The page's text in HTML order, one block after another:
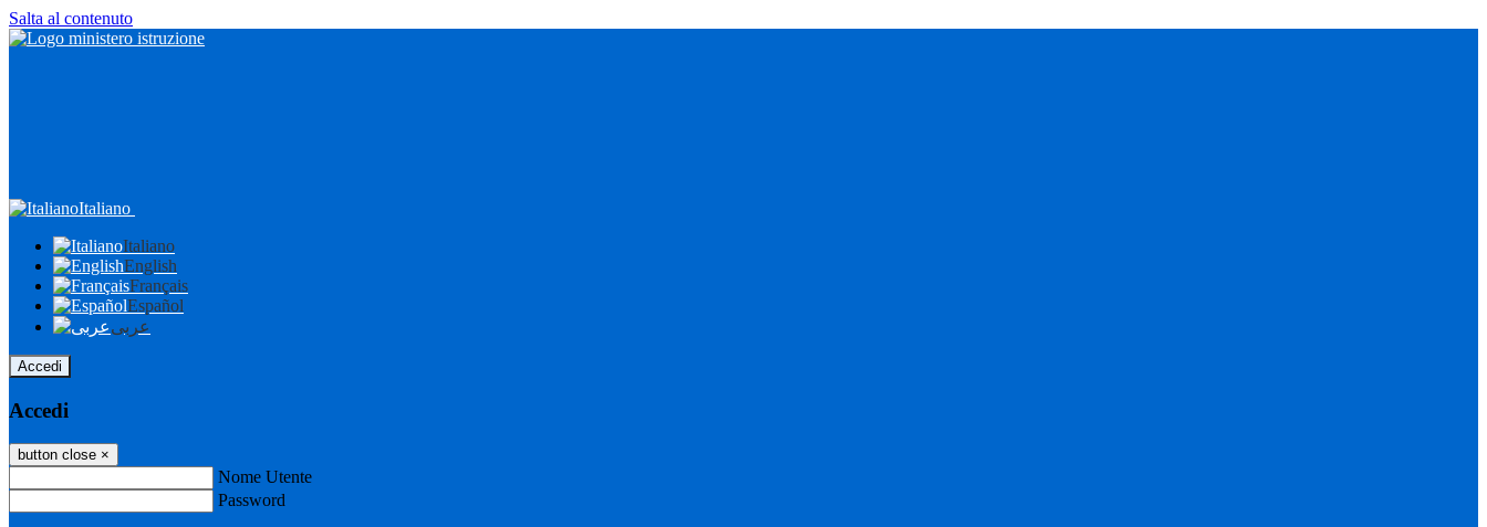
Salta al contenuto
Italiano
Italiano
English
Français
Español
عربى
Accedi
Accedi
button close ×
Nome Utente
Password